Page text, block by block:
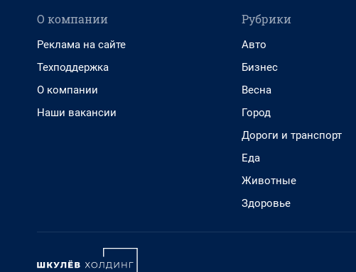
О компании
Реклама на сайте
Техподдержка
О компании
Наши вакансии
Рубрики
Авто
Бизнес
Весна
Город
Дороги и транспорт
Еда
Животные
Здоровье